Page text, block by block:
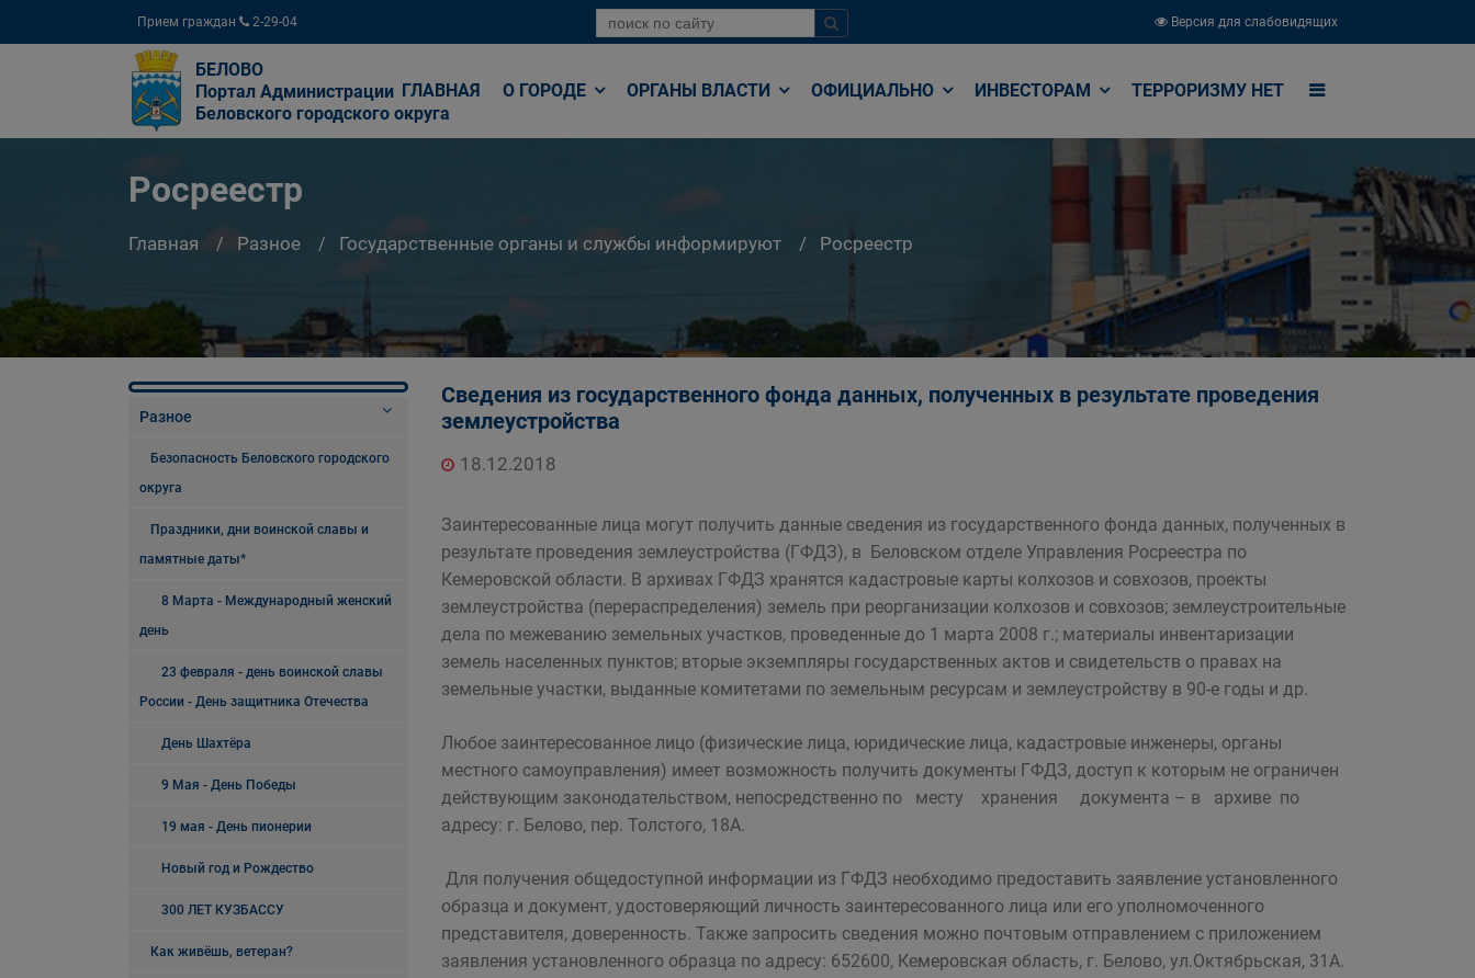
Прием граждан 2-29-04 Версия для слабовидящих
БЕЛОВО
Портал Администрации
Беловского городского округа
ГЛАВНАЯ О ГОРОДЕ ОРГАНЫ ВЛАСТИ ОФИЦИАЛЬНО ИНВЕСТОРАМ ТЕРРОРИЗМУ НЕТ
Росреестр
Главная Разное Государственные органы и службы информируют Росреестр
Разное
Безопасность Беловского городского
округа
Праздники, дни воинской славы и
памятные даты*
8 Марта - Международный женский
день
23 февраля - день воинской славы
России - День защитника Отечества
День Шахтёра
9 Мая - День Победы
19 мая - День пионерии
Новый год и Рождество
300 ЛЕТ КУЗБАССУ
Как живёшь, ветеран?
Сведения из государственного фонда данных, полученных в результате проведения
землеустройства
18.12.2018
Заинтересованные лица могут по­лучить данные сведения из государ­ственного фонда данных, полученных в
результате проведения землеустрой­ства (ГФДЗ), в Беловском отделе Управления Росреестра по
Кемеровской области. В архивах ГФДЗ хранятся кадастровые карты колхозов и совхозов, проекты
землеустройства (перераспределения) земель при реорганизации колхозов и со­вхозов; землеустроительные
дела по межеванию земельных участков, прове­денные до 1 марта 2008 г.; материалы инвентаризации
земель населенных пунктов; вторые экземпляры государственных актов и свидетельств о правах на
земельные участки, выдан­ные комитетами по земельным ресурсам и землеустройству в 90-е годы и др.
Любое заинтересованное лицо (физические ­лица, юридические лица, кадастровые инженеры, органы
местного самоуправления) имеет возможность полу­чить документы ГФДЗ, доступ к которым не ограничен
действующим законода­­тельством, непосредственно по месту хранения документа – в архиве по
адресу: г. Белово, пер. Толстого, 18А.
Для получения общедоступной информации из ГФДЗ необходимо предоставить заявле­ние установленного
образца и документ, удостоверяющий личность заинтересованного лица или его уполномоченно­го
представителя, доверенность. Также запросить сведения можно почтовым отправлением с приложением
заявле­ния установленного образца по адресу: 652600, Кемеровская область, г. Белово, ул.Октябрьская, 31А.